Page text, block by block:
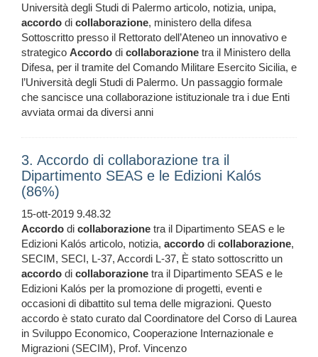
Università degli Studi di Palermo articolo, notizia, unipa,
accordo di collaborazione, ministero della difesa
Sottoscritto presso il Rettorato dell’Ateneo un innovativo e
strategico Accordo di collaborazione tra il Ministero della
Difesa, per il tramite del Comando Militare Esercito Sicilia, e
l’Università degli Studi di Palermo. Un passaggio formale
che sancisce una collaborazione istituzionale tra i due Enti
avviata ormai da diversi anni
3. Accordo di collaborazione tra il
Dipartimento SEAS e le Edizioni Kalós
(86%)
15-ott-2019 9.48.32
Accordo di collaborazione tra il Dipartimento SEAS e le
Edizioni Kalós articolo, notizia, accordo di collaborazione,
SECIM, SECI, L-37, Accordi L-37, È stato sottoscritto un
accordo di collaborazione tra il Dipartimento SEAS e le
Edizioni Kalós per la promozione di progetti, eventi e
occasioni di dibattito sul tema delle migrazioni. Questo
accordo è stato curato dal Coordinatore del Corso di Laurea
in Sviluppo Economico, Cooperazione Internazionale e
Migrazioni (SECIM), Prof. Vincenzo